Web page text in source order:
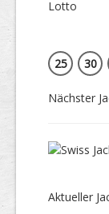
25
30
Nächster
Aktueller